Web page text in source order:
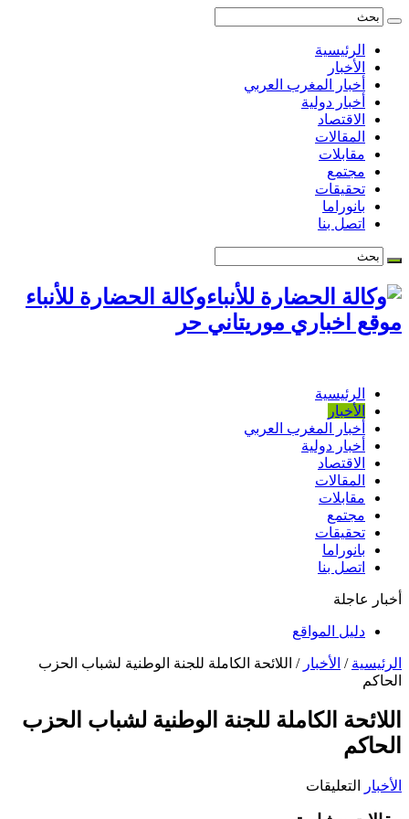
الرئيسية
الأخبار
أخبار المغرب العربي
أخبار دولية
الاقتصاد
المقالات
مقابلات
مجتمع
تحقيقات
بانوراما
اتصل بنا
وكالة الحضارة للأنباء
موقع اخباري موريتاني حر
الرئيسية
الأخبار
أخبار المغرب العربي
أخبار دولية
الاقتصاد
المقالات
مقابلات
مجتمع
تحقيقات
بانوراما
اتصل بنا
أخبار عاجلة
دليل المواقع
الرئيسية / الأخبار / اللائحة الكاملة للجنة الوطنية لشباب الحزب
الحاكم
اللائحة الكاملة للجنة الوطنية لشباب الحزب
الحاكم
الأخبار التعليقات